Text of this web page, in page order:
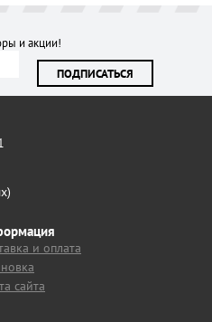
и акции!
ПОДПИСАТЬСЯ
и оплата
сайта